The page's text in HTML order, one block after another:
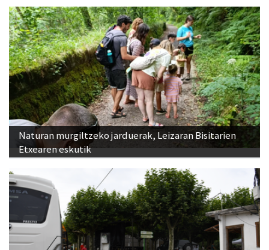
Naturan murgiltzeko jarduerak, Leizaran Bisitarien
Etxearen eskutik